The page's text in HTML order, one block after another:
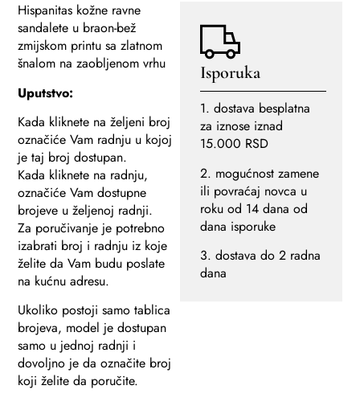
Hispanitas kožne ravne
sandalete u braon-bež
zmijskom printu sa zlatnom
šnalom na zaobljenom vrhu
Uputstvo:
Kada kliknete na željeni broj
označiće Vam radnju u kojoj
je taj broj dostupan.
Kada kliknete na radnju,
označiće Vam dostupne
brojeve u željenoj radnji.
Za poručivanje je potrebno
izabrati broj i radnju iz koje
želite da Vam budu poslate
na kućnu adresu.
Ukoliko postoji samo tablica
brojeva, model je dostupan
samo u jednoj radnji i
dovoljno je da označite broj
koji želite da poručite.
Isporuka
1. dostava besplatna
za iznose iznad
15.000 RSD
2. mogućnost zamene
ili povraćaj novca u
roku od 14 dana od
dana isporuke
3. dostava do 2 radna
dana